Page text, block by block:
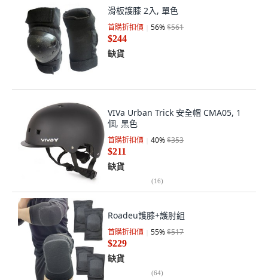
滑板護膝 2入, 單色
首購折扣價 56%$561
$244
缺貨
VIVa Urban Trick 安全帽 CMA05, 1
個, 黑色
首購折扣價 40%$353
$211
缺貨
(16)
Roadeu護膝+護肘組
首購折扣價 55%$517
$229
缺貨
(64)